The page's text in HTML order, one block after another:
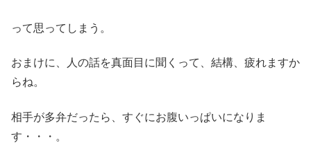
って思ってしまう。
おまけに、人の話を真面目に聞くって、結構、疲れますか
らね。
相手が多弁だったら、すぐにお腹いっぱいになりま
す・・・。